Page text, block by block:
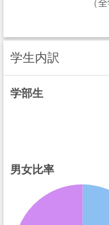
（
学生内訳
学部生
男女比率